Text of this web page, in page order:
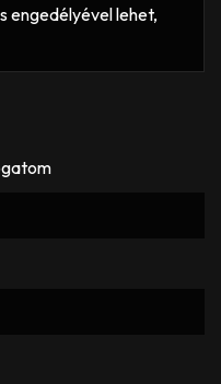
engedélyével lehet,